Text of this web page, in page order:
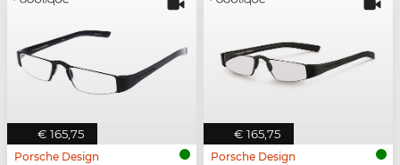
€ 165,75
Porsche Design
€ 165,75
Porsche Design